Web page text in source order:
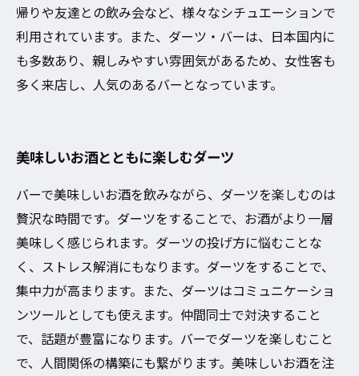
帰りや友達との飲み会など、様々なシチュエーションで
利用されています。また、ダーツ・バーは、日本国内に
も多数あり、親しみやすい雰囲気があるため、女性客も
多く来店し、人気のあるバーとなっています。
美味しいお酒とともに楽しむダーツ
バーで美味しいお酒を飲みながら、ダーツを楽しむのは
贅沢な時間です。ダーツをすることで、お酒がより一層
美味しく感じられます。ダーツの投げ方に悩むことな
く、ストレス解消にもなります。ダーツをすることで、
集中力が高まります。また、ダーツはコミュニケーショ
ンツールとしても使えます。仲間同士で対決すること
で、話題が豊富になります。バーでダーツを楽しむこと
で、人間関係の構築にも繋がります。美味しいお酒を注